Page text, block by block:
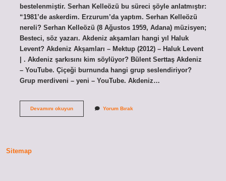
bestelenmiştir. Serhan Kelleözü bu süreci şöyle anlatmıştır:
“1981’de askerdim. Erzurum’da yaptım. Serhan Kelleözü
nereli? Serhan Kelleözü (8 Ağustos 1959, Adana) müzisyen;
Besteci, söz yazarı. Akdeniz akşamları hangi yıl Haluk
Levent? Akdeniz Akşamları – Mektup (2012) – Haluk Levent
| . Akdeniz şarkısını kim söylüyor? Bülent Serttaş Akdeniz
– YouTube. Çiçeği burnunda hangi grup seslendiriyor?
Grup merdiveni – yeni – YouTube. Akdeniz…
Devamını okuyunAkdeniz
Yorum Bırak
Sitemap